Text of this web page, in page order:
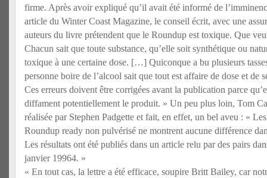
firme. Après avoir expliqué qu’il avait été informé de
article du Winter Coast Magazine, le conseil écrit, avec une
auteurs du livre prétendent que le Roundup est toxique. Que
Chacun sait que toute substance, qu’elle soit synthétique ou
toxique à une certaine dose. […] Quiconque a bu plusieurs
personne boire de l’alcool sait que tout est affaire de dose et de
Ces erreurs doivent être corrigées avant la publication parce
diffament potentiellement le produit. » Un peu plus loin, Tom
réalisée par Stephen Padgette et fait, en effet, un bel aveu : «
Roundup ready non pulvérisé ne montrent aucune différence
Les résultats ont été publiés dans un article relu par des pairs
janvier 19964. »
« En tout cas, la lettre a été efficace, soupire Britt Bailey, car